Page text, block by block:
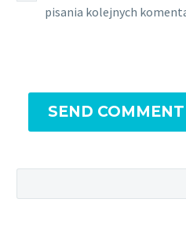
pisania kolejnych
SEND COMMENT